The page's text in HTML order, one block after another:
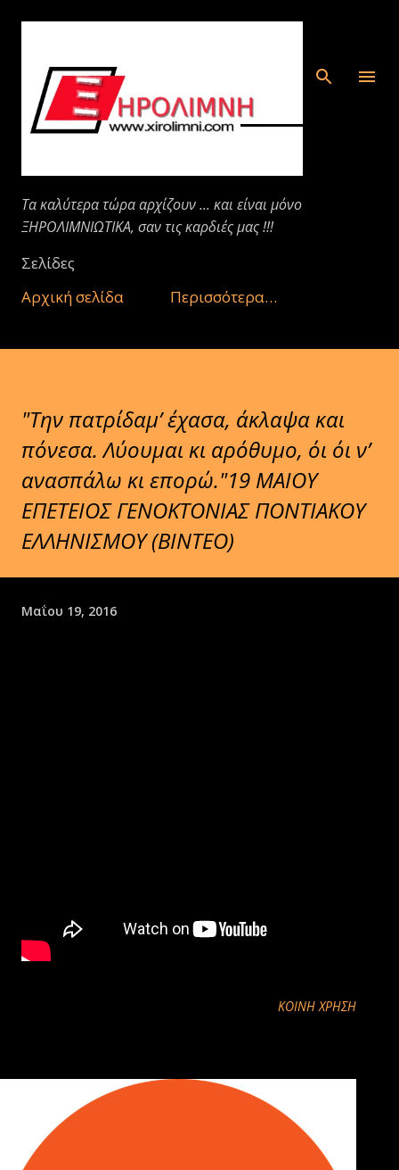
Μετάβαση στο κύριο περιεχόμενο
Τα καλύτερα τώρα αρχίζουν ... και είναι μόνο
ΞΗΡΟΛΙΜΝΙΩΤΙΚΑ, σαν τις καρδιές μας !!!
Σελίδες
Αρχική σελίδα
Περισσότερα…
"Την πατρίδαμ’ έχασα, άκλαψα και
πόνεσα. Λύουμαι κι αρόθυμο, όι όι ν’
ανασπάλω κι επορώ."19 ΜΑΙΟΥ
ΕΠΕΤΕΙΟΣ ΓΕΝΟΚΤΟΝΙΑΣ ΠΟΝΤΙΑΚΟΥ
ΕΛΛΗΝΙΣΜΟΥ (BINTEO)
Μαΐου 19, 2016
ΚΟΙΝΉ ΧΡΉΣΗ